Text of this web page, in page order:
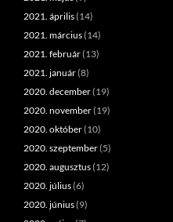
2021. április(14)
2021. március(14)
2021. február(13)
2021. január(8)
2020. december(19)
2020. november(19)
2020. október(10)
2020. szeptember(5)
2020. augusztus(12)
2020. július(6)
2020. június(9)